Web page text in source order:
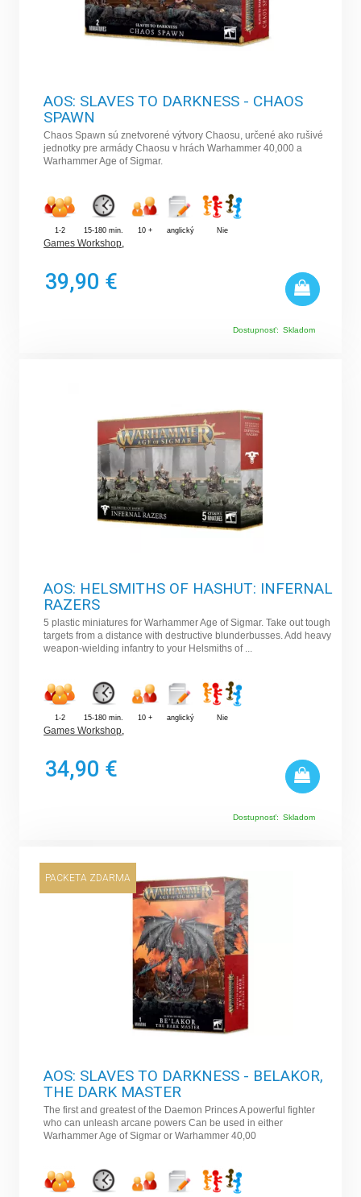
AOS: SLAVES TO DARKNESS - CHAOS
SPAWN
Chaos Spawn sú znetvorené výtvory Chaosu, určené ako rušivé
jednotky pre armády Chaosu v hrách Warhammer 40,000 a
Warhammer Age of Sigmar.
1-2 15-180 min. 10 + anglický Nie
Games Workshop,
39,90 €
Dostupnosť: Skladom
AOS: HELSMITHS OF HASHUT: INFERNAL
RAZERS
5 plastic miniatures for Warhammer Age of Sigmar. Take out tough
targets from a distance with destructive blunderbusses. Add heavy
weapon-wielding infantry to your Helsmiths of ...
1-2 15-180 min. 10 + anglický Nie
Games Workshop,
34,90 €
Dostupnosť: Skladom
PACKETA ZDARMA
AOS: SLAVES TO DARKNESS - BELAKOR,
THE DARK MASTER
The first and greatest of the Daemon Princes A powerful fighter
who can unleash arcane powers Can be used in either
Warhammer Age of Sigmar or Warhammer 40,00